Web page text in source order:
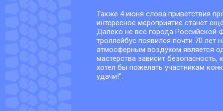
Также 4 июня слова приветствия
интересное мероприятие станет
Далеко не все города Российской
троллейбус появился почти 70 лет
атмосферным воздухом является
мастерства зависит
хотел бы пожелать участникам
удачи!".